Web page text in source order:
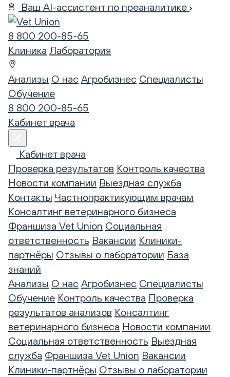
Ваш AI-ассистент по преаналитике
8 800 200-85-65
Клиника Лаборатория
Анализы О нас Агробизнес Специалисты
Обучение
8 800 200-85-65
Кабинет врача
Кабинет врача
Проверка результатов Контроль качества
Новости компании Выездная служба
Контакты Частнопрактикующим врачам
Консалтинг ветеринарного бизнеса
Франшиза Vet Union Социальная
ответственность Вакансии Клиники-
партнёры Отзывы о лаборатории База
знаний
Анализы О нас Агробизнес Специалисты
Обучение Контроль качества Проверка
результатов анализов Консалтинг
ветеринарного бизнеса Новости компании
Социальная ответственность Выездная
служба Франшиза Vet Union Вакансии
Клиники-партнёры Отзывы о лаборатории